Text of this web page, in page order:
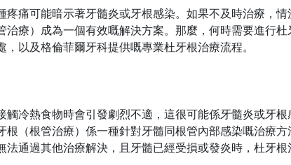
疼痛可能暗示著牙髓炎或牙根感染。如果不及時治療，
治療）成為一個有效嘅解決方案。那麼，何時需要進行
以及格倫菲爾牙科提供嘅專業杜牙根治療流程。
冷熱食物時會引發劇烈不適，這很可能係牙髓炎或牙
（根管治療）係一種針對牙髓同根管內部感染嘅治療
通過其他治療解決，且牙髓已經受損或發炎時，杜牙根